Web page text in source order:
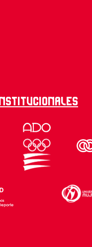
Institucionales